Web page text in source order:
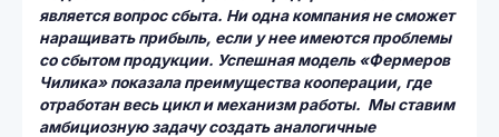
является вопрос сбыта. Ни одна компания не сможет
наращивать прибыль, если у нее имеются проблемы
со сбытом продукции. Успешная модель «Фермеров
Чилика» показала преимущества кооперации, где
отработан весь цикл и механизм работы. Мы ставим
амбициозную задачу создать аналогичные